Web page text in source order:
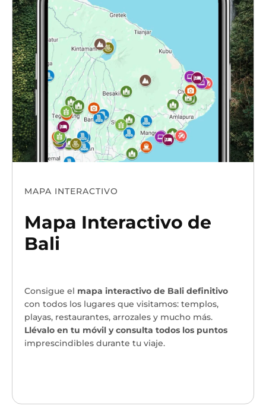
MAPA INTERACTIVO
Mapa Interactivo de
Bali
Consigue el mapa interactivo de Bali definitivo
con todos los lugares que visitamos: templos,
playas, restaurantes, arrozales y mucho más.
Llévalo en tu móvil y consulta todos los puntos
imprescindibles durante tu viaje.